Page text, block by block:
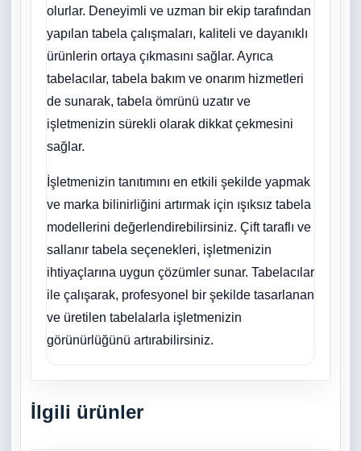
olurlar. Deneyimli ve uzman bir ekip tarafından
yapılan tabela çalışmaları, kaliteli ve dayanıklı
ürünlerin ortaya çıkmasını sağlar. Ayrıca
tabelacılar, tabela bakım ve onarım hizmetleri
de sunarak, tabela ömrünü uzatır ve
işletmenizin sürekli olarak dikkat çekmesini
sağlar.
İşletmenizin tanıtımını en etkili şekilde yapmak
ve marka bilinirliğini artırmak için ışıksız tabela
modellerini değerlendirebilirsiniz. Çift taraflı ve
sallanır tabela seçenekleri, işletmenizin
ihtiyaçlarına uygun çözümler sunar. Tabelacılar
ile çalışarak, profesyonel bir şekilde tasarlanan
ve üretilen tabelalarla işletmenizin
görünürlüğünü artırabilirsiniz.
İlgili ürünler